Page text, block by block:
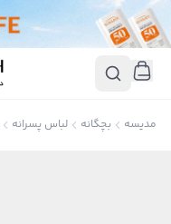
مدیسه بچگانه لباس پسرانه